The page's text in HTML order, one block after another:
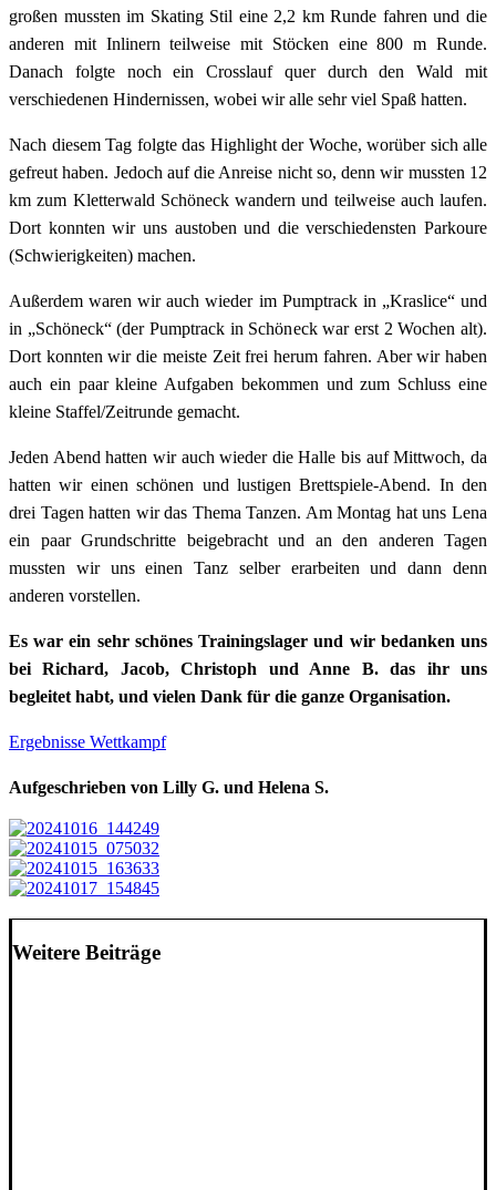
großen mussten im Skating Stil eine 2,2 km Runde fahren und die
anderen mit Inlinern teilweise mit Stöcken eine 800 m Runde.
Danach folgte noch ein Crosslauf quer durch den Wald mit
verschiedenen Hindernissen, wobei wir alle sehr viel Spaß hatten.
Nach diesem Tag folgte das Highlight der Woche, worüber sich alle
gefreut haben. Jedoch auf die Anreise nicht so, denn wir mussten 12
km zum Kletterwald Schöneck wandern und teilweise auch laufen.
Dort konnten wir uns austoben und die verschiedensten Parkoure
(Schwierigkeiten) machen.
Außerdem waren wir auch wieder im Pumptrack in „Kraslice“ und
in „Schöneck“ (der Pumptrack in Schöneck war erst 2 Wochen alt).
Dort konnten wir die meiste Zeit frei herum fahren. Aber wir haben
auch ein paar kleine Aufgaben bekommen und zum Schluss eine
kleine Staffel/Zeitrunde gemacht.
Jeden Abend hatten wir auch wieder die Halle bis auf Mittwoch, da
hatten wir einen schönen und lustigen Brettspiele-Abend. In den
drei Tagen hatten wir das Thema Tanzen. Am Montag hat uns Lena
ein paar Grundschritte beigebracht und an den anderen Tagen
mussten wir uns einen Tanz selber erarbeiten und dann denn
anderen vorstellen.
Es war ein sehr schönes Trainingslager und wir bedanken uns
bei Richard, Jacob, Christoph und Anne B. das ihr uns
begleitet habt, und vielen Dank für die ganze Organisation.
Ergebnisse Wettkampf
Aufgeschrieben von Lilly G. und Helena S.
Weitere Beiträge